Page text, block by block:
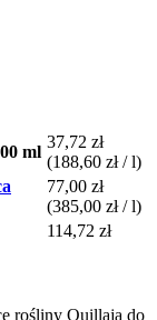
ml
37,72 zł
(188,60 zł / l)
77,00 zł
(385,00 zł / l)
114,72 zł
rośliny Quillaja do